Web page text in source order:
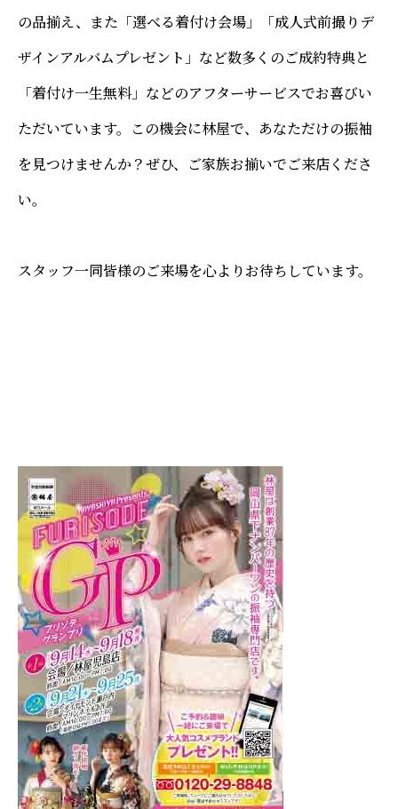
の品揃え、また「選べる着付け会場」「成人式前撮りデ
ザインアルバムプレゼント」など数多くのご成約特典と
「着付け一生無料」などのアフターサービスでお喜びい
ただいています。この機会に林屋で、あなただけの振袖
を見つけませんか？ぜひ、ご家族お揃いでご来店くださ
い。
スタッフ一同皆様のご来場を心よりお待ちしています。